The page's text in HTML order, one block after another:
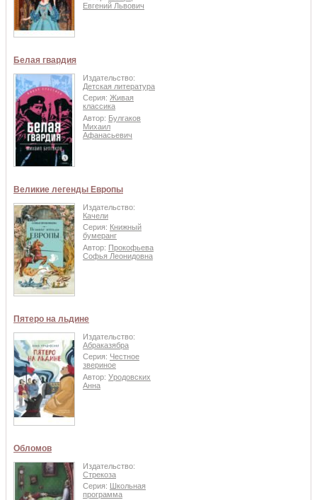
Евгений Львович
Белая гвардия
Издательство:
Детская литература
Серия: Живая
классика
Автор: Булгаков
Михаил
Афанасьевич
Великие легенды Европы
Издательство:
Качели
Серия: Книжный
бумеранг
Автор: Прокофьева
Софья Леонидовна
Пятеро на льдине
Издательство:
Абраказябра
Серия: Честное
звериное
Автор: Уродовских
Анна
Обломов
Издательство:
Стрекоза
Серия: Школьная
программа